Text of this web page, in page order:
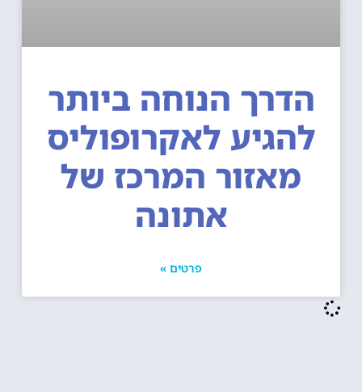
הנוחה ביותר
לאקרופוליס
מאזור המרכז של
אתונה